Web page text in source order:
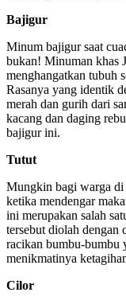
Bajigur
Minum bajigur saat
bukan! Minuman khas
menghangatkan tubuh
Rasanya yang identik
merah dan gurih dari
kacang dan daging
bajigur ini.
Tutut
Mungkin bagi warga di
ketika mendengar
ini merupakan salah
tersebut diolah dengan
racikan bumbu-bumbu
menikmatinya
Cilor